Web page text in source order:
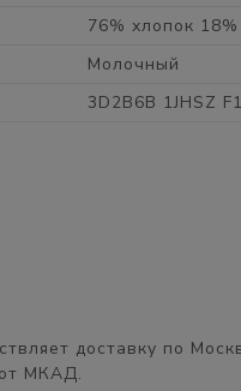
76% хлопок
Молочный
3D2B6B 1JHSZ
доставку по
МКАД.